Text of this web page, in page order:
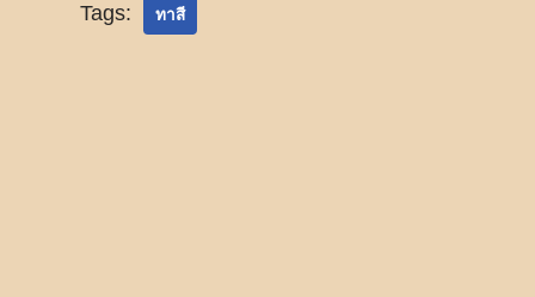
Tags: ทาสี